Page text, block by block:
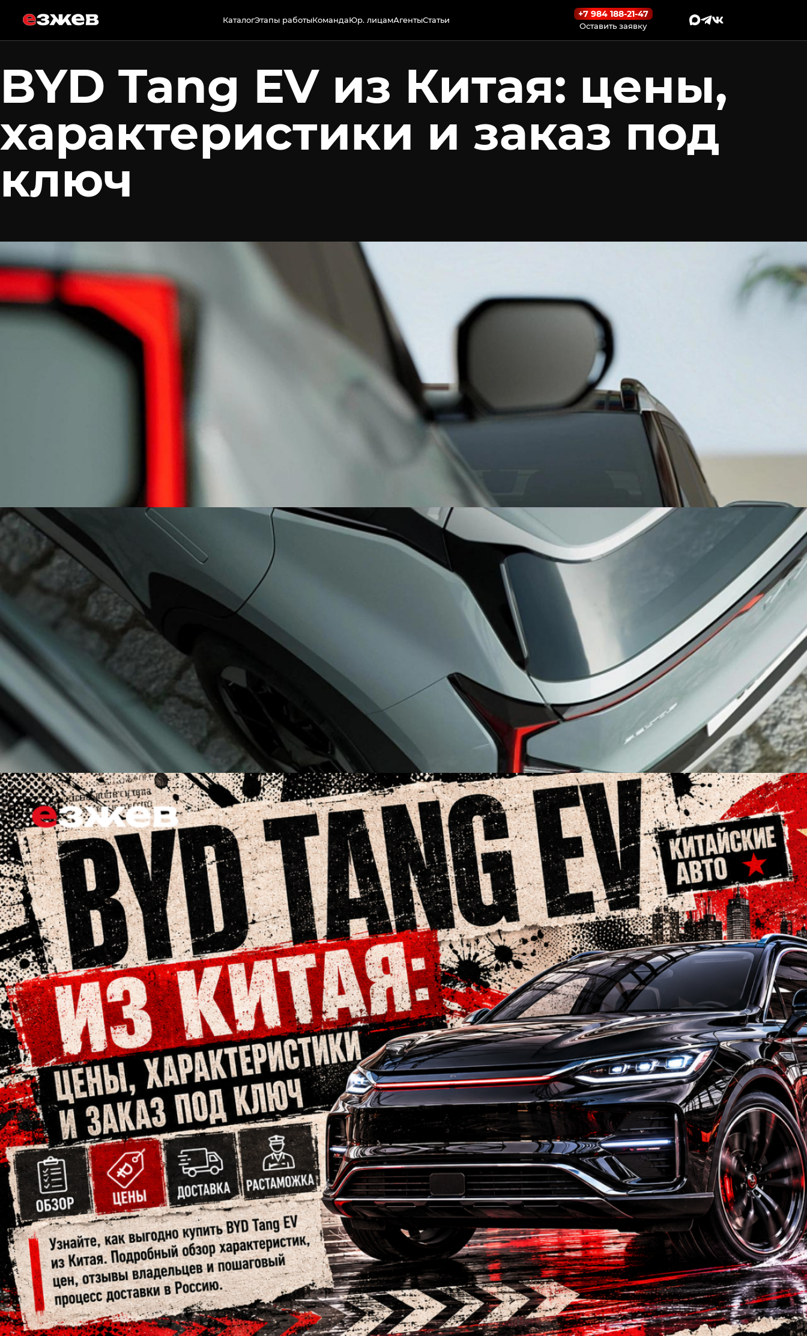
КаталогЭтапы работыКомандаЮр. лицамАгентыСтатьи
+7 984 188-21-47
Оставить заявку
2 июня 2026 г.
BYD Tang EV из Китая: цены,
характеристики и заказ под
ключ